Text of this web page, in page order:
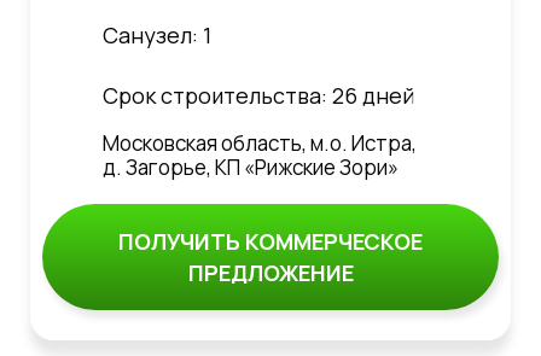
Санузел: 1
Срок строительства: 26 дней
Московская область, м.о. Истра,
д. Загорье, КП «Рижские Зори»
ПОЛУЧИТЬ КОММЕРЧЕСКОЕ
ПРЕДЛОЖЕНИЕ